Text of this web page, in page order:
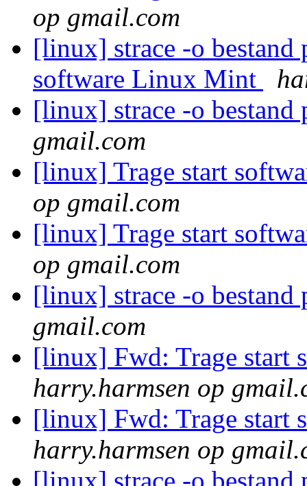
op gmail.com
[linux] strace -o bestand
software Linux Mint
[linux] strace -o bestand
gmail.com
[linux] Trage start
op gmail.com
[linux] Trage start
op gmail.com
[linux] strace -o bestand
gmail.com
[linux] Fwd: Trage
harry.harmsen op
[linux] Fwd: Trage
harry.harmsen op